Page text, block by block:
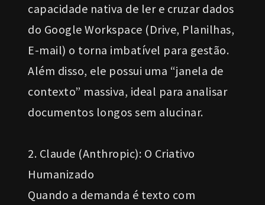
capacidade nativa de ler e cruzar dados
do Google Workspace (Drive, Planilhas,
E-mail) o torna imbatível para gestão.
Além disso, ele possui uma “janela de
contexto” massiva, ideal para analisar
documentos longos sem alucinar.
2. Claude (Anthropic): O Criativo
Humanizado
Quando a demanda é texto com